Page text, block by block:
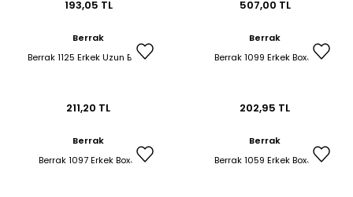
193,05 TL 507,00 TL
Berrak
Berrak 1125 Erkek Uzun Boxer
211,20 TL
Berrak
Berrak 1099 Erkek Boxer
202,95 TL
Berrak
Berrak 1097 Erkek Boxer
Berrak
Berrak 1059 Erkek Boxer